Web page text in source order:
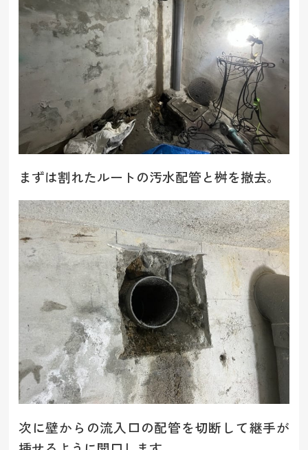
まずは割れたルートの汚水配管と桝を撤去。
次に壁からの流入口の配管を切断して継手が